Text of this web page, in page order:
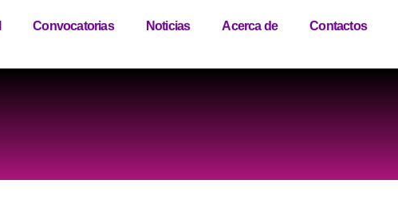
Convocatorias Noticias Acerca de Contactos